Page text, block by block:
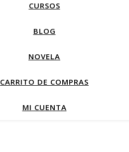
CURSOS
BLOG
NOVELA
CARRITO DE COMPRAS
MI CUENTA